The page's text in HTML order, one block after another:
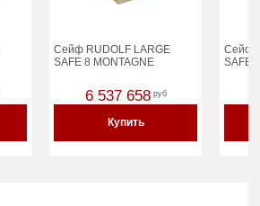
Сейф RUDOLF LARGE
SAFE 8 MONTAGNE
6 537 658 руб
Купить
Сейф
SAFE